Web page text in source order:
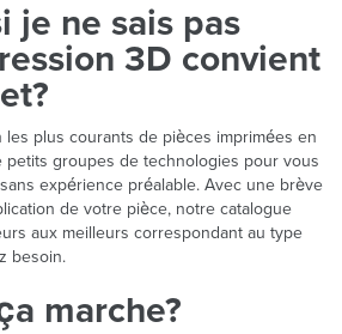
je ne sais pas
3D convient
les plus courants de pièces imprimées en
petits groupes de technologies pour vous
expérience préalable. Avec une brève
de votre pièce, notre catalogue
aux meilleurs correspondant au type
besoin.
marche?